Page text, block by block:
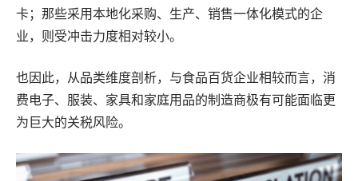
卡；那些采用本地化采购、生产、销售一体化模式的企
业，则受冲击力度相对较小。
也因此，从品类维度剖析，与食品百货企业相较而言，消
费电子、服装、家具和家庭用品的制造商极有可能面临更
为巨大的关税风险。